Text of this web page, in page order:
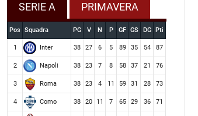
SERIE A PRIMAVERA
Pos Squadra PG V N P GF GS DG Pti
1 Inter 38 27 6 5 89 35 54 87
2 Napoli 38 23 7 8 58 37 21 76
3 Roma 38 23 4 11 59 31 28 73
4 Como 38 20 11 7 65 29 36 71